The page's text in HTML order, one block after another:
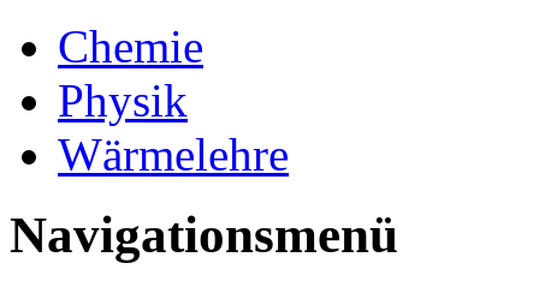
Chemie
Physik
Wärmelehre
Navigationsmenü